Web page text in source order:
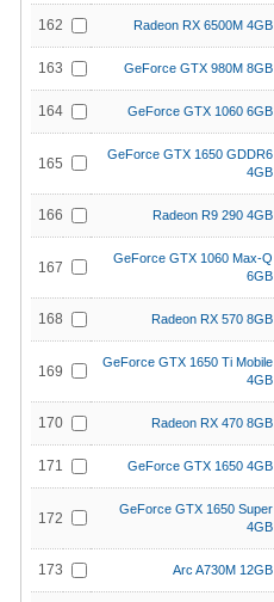
162 Radeon RX 6500M 4GB
163 GeForce GTX 980M 8GB
164 GeForce GTX 1060 6GB
165
GeForce GTX 1650 GDDR6
4GB
166 Radeon R9 290 4GB
167
GeForce GTX 1060 Max-Q
6GB
168 Radeon RX 570 8GB
169
GeForce GTX 1650 Ti Mobile
4GB
170 Radeon RX 470 8GB
171 GeForce GTX 1650 4GB
172
GeForce GTX 1650 Super
4GB
173 Arc A730M 12GB